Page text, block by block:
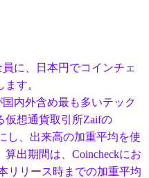
に、日本円でコインチェ
す。
内外含め最も多いテック
仮想通貨取引所Zaifの
し、出来高の加重平均を使
出期間は、Coincheckにお
リリース時までの加重平均